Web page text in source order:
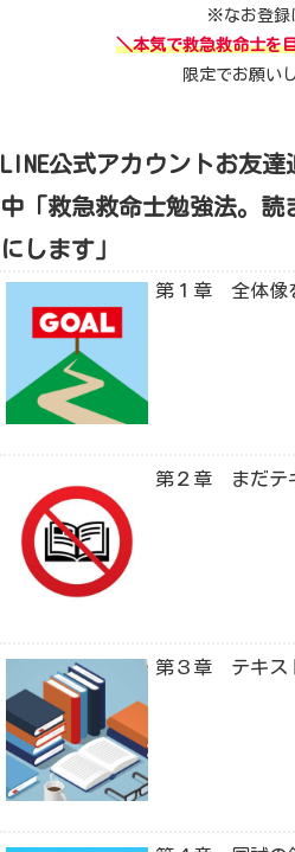
※なお登録
＼本気で救急救命士を
限定でお願い
LINE公式アカウントお友
中「救急救命士勉強法。読
にします」
第１章 全体像
第２章 まだテ
第３章 テキス